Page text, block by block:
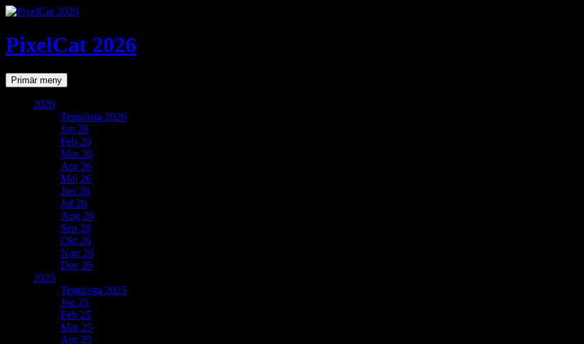
PixelCat 2026
SökPrimär meny Gå
till
2026
Temalista 2026
Jan 26
Feb 26
Mar 26
Apr 26
Maj 26
Jun 26
Jul 26
Aug 26
Sep 26
Okt 26
Nov 26
Dec 26
2025
Temalista 2025
Jan 25
Feb 25
Mar 25
Apr 25